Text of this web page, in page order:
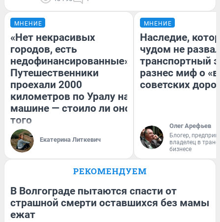
МНЕНИЕ
«Нет некрасивых
городов, есть
недофинансированные».
Путешественники
проехали 2000
километров по Уралу на
машине — стоило ли оно
того
Екатерина Литкевич
МНЕНИЕ
Наследие,
чудом не
транспортный
разнес миф о
советских
Олег Арефьев
Блогер,
владелец в
бизнесе
РЕКОМЕНДУЕМ
В Волгограде пытаются спасти от
страшной смерти оставшихся без мамы
ежат